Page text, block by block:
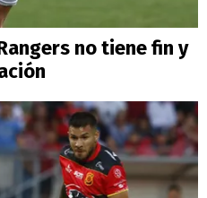
no tiene fin y